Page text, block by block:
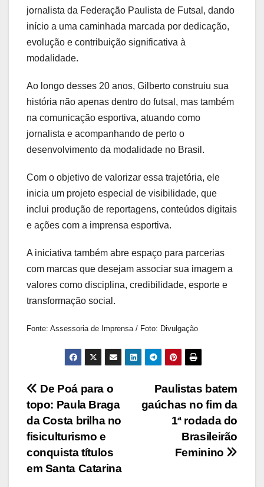
jornalista da Federação Paulista de Futsal, dando
início a uma caminhada marcada por dedicação,
evolução e contribuição significativa à
modalidade.
Ao longo desses 20 anos, Gilberto construiu sua
história não apenas dentro do futsal, mas também
na comunicação esportiva, atuando como
jornalista e acompanhando de perto o
desenvolvimento da modalidade no Brasil.
Com o objetivo de valorizar essa trajetória, ele
inicia um projeto especial de visibilidade, que
inclui produção de reportagens, conteúdos digitais
e ações com a imprensa esportiva.
A iniciativa também abre espaço para parcerias
com marcas que desejam associar sua imagem a
valores como disciplina, credibilidade, esporte e
transformação social.
Fonte: Assessoria de Imprensa / Foto: Divulgação
Navegação
de
Post
Paulistas batem
gaúchas no fim da
1ª rodada do
Brasileirão
Feminino
De Poá para o
topo: Paula Braga
da Costa brilha no
fisiculturismo e
conquista títulos
em Santa Catarina